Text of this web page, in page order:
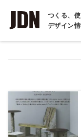
つくる、
デザイン
インタビュー
COLUMN
コラム